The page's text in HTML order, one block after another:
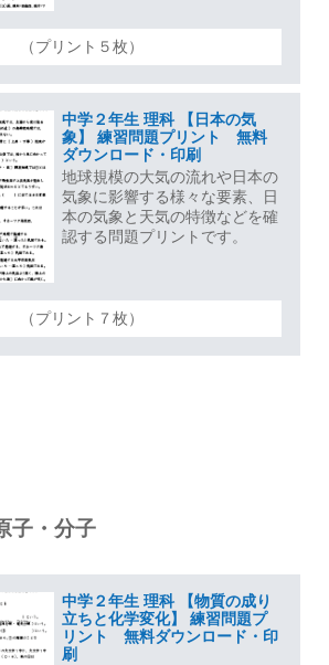
（プリント５枚）
中学２年生 理科 【日本の気
象】 練習問題プリント 無料
ダウンロード・印刷
地球規模の大気の流れや日本の
気象に影響する様々な要素、日
本の気象と天気の特徴などを確
認する問題プリントです。
（プリント７枚）
子・分子
中学２年生 理科 【物質の成り
立ちと化学変化】 練習問題プ
リント 無料ダウンロード・印
刷